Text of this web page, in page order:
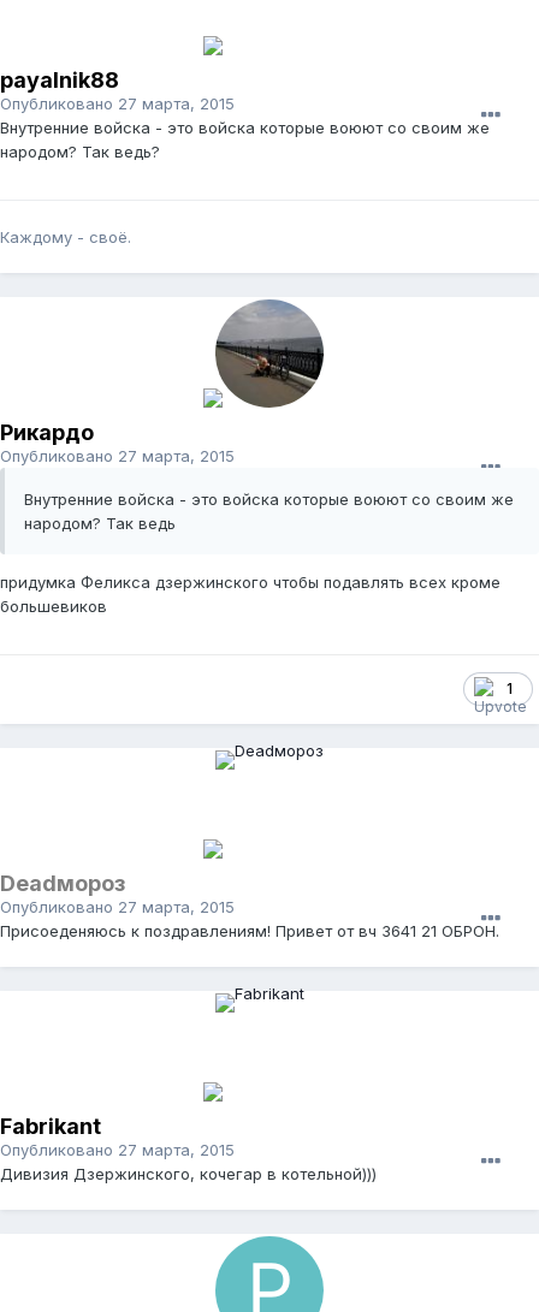
payalnik88
Опубликовано 27 марта, 2015
Внутренние войска - это войска которые воюют со своим же
народом? Так ведь?
Каждому - своё.
Рикардо
Опубликовано 27 марта, 2015
Внутренние войска - это войска которые воюют со своим же
народом? Так ведь
придумка Феликса дзержинского чтобы подавлять всех кроме
большевиков
1
Deadмороз
Опубликовано 27 марта, 2015
Присоеденяюсь к поздравлениям! Привет от вч 3641 21 ОБРОН.
Fabrikant
Опубликовано 27 марта, 2015
Дивизия Дзержинского, кочегар в котельной)))